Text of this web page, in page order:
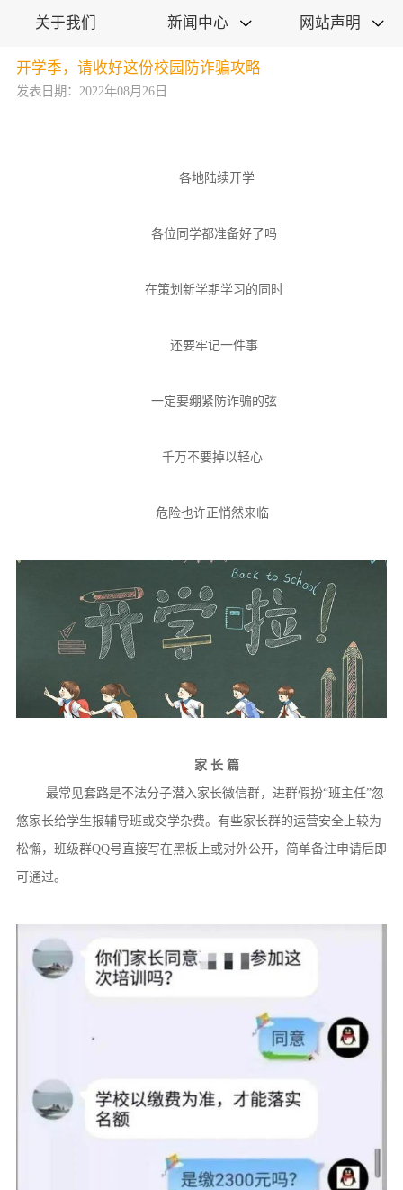
关于我们 新闻中心  网站声明 
开学季，请收好这份校园防诈骗攻略
发表日期：2022年08月26日
各地陆续开学
各位同学都准备好了吗
在策划新学期学习的同时
还要牢记一件事
一定要绷紧防诈骗的弦
千万不要掉以轻心
危险也许正悄然来临
家 长 篇
最常见套路是不法分子潜入家长微信群，进群假扮“班主任”忽
悠家长给学生报辅导班或交学杂费。有些家长群的运营安全上较为
松懈，班级群QQ号直接写在黑板上或对外公开，简单备注申请后即
可通过。